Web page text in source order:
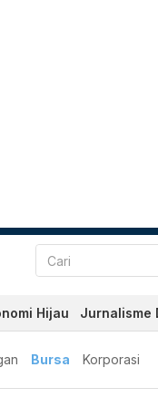
Hijau Jurnalisme
Bursa Korporasi